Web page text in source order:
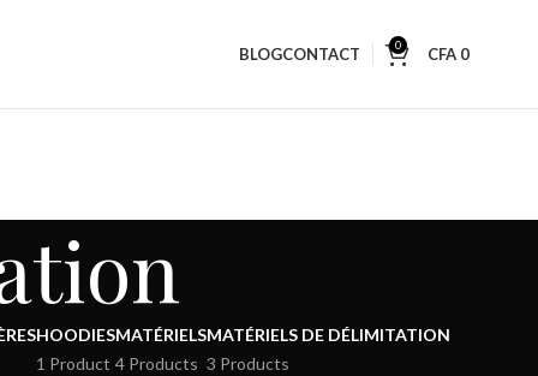
BLOGCONTACT 0 CFA 0
HOODIES
1 Product
MATÉRIELS
4 Products
MATÉRIELS DE DÉLIMITATION
3 Products